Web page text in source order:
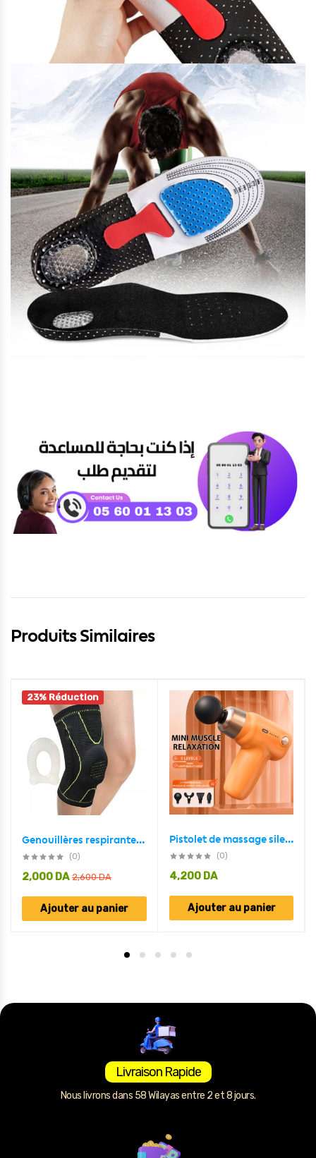
Produits Similaires
23% Réduction
Genouillères respirantes avec coussinets en Gel pour la rotule SIBOTE
(0)
2,600DA
2,000 DA
Ajouter au panier
Pistolet de massage silencieux professionnel à 5 vitesses, léger et portable
(0)
4,200 DA
Ajouter au panier
Livraison Rapide
Nous livrons dans 58 Wilayas entre 2 et 8 jours.